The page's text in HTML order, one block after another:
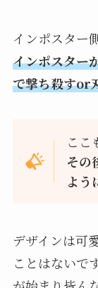
インポスター
インポスター
で撃ち殺すor
ここ
その
よう
デザインは可
ことはないで